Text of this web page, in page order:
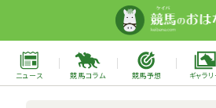
ニュース 競馬コラム 競馬予想 ギャラリ